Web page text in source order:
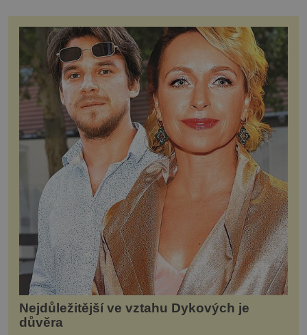
Nejdůležitější ve vztahu Dykových je
důvěra